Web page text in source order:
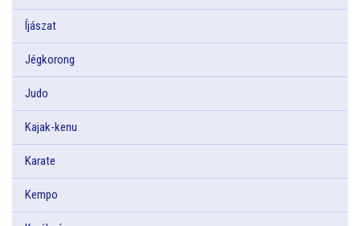
Íjászat
Jégkorong
Judo
Kajak-kenu
Karate
Kempo